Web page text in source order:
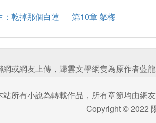
：乾掉那個白蓮
第10章 鼕梅
或網友上傳，歸雲文學網隻為原作者
站所有小說為轉載作品，所有章節均由網
Copyright © 2022